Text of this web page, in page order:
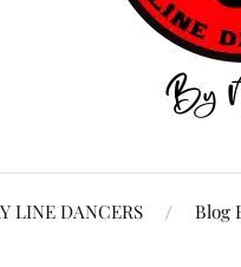
LINE DANCERS Blog